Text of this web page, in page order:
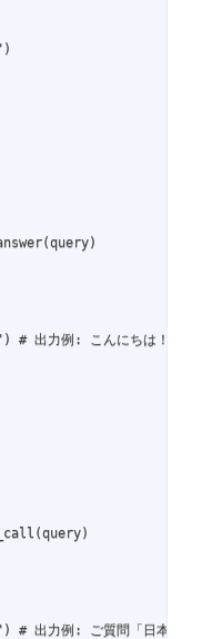
力例: こんにちは！お元気
力例: ご質問「日本の経済に